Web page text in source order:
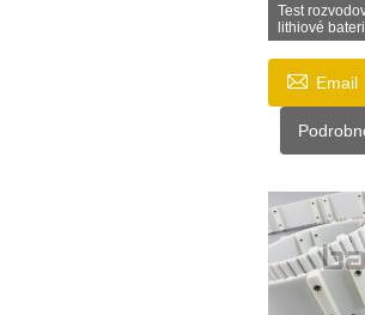
Test
lithiové
 Email